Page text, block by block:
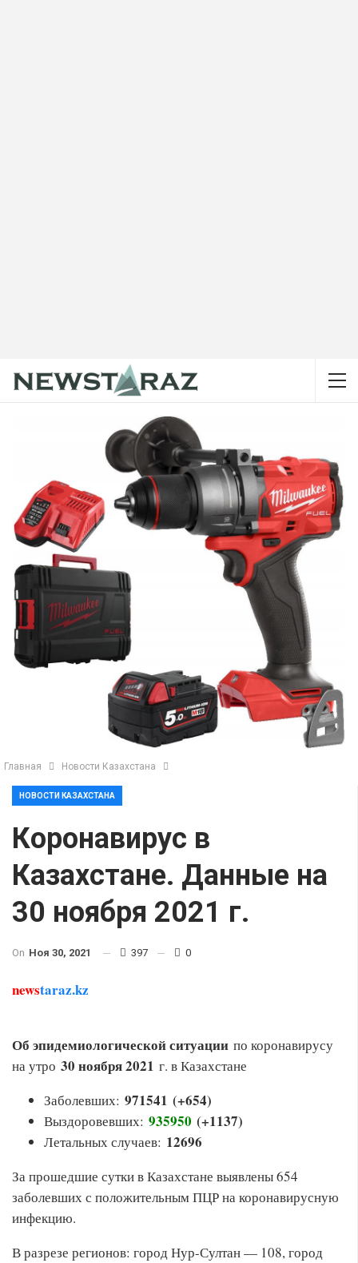
Главная Новости Казахстана
НОВОСТИ КАЗАХСТАНА
Коронавирус в
Казахстане. Данные на
30 ноября 2021 г.
On Ноя 30, 2021 397 0
newstaraz.kz
Об эпидемиологической ситуации по коронавирусу
на утро 30 ноября 2021 г. в Казахстане
Заболевших: 971541 (+654)
Выздоровевших: 935950 (+1137)
Летальных случаев: 12696
За прошедшие сутки в Казахстане выявлены 654
заболевших с положительным ПЦР на коронавирусную
инфекцию.
В разрезе регионов: город Нур-Султан — 108, город